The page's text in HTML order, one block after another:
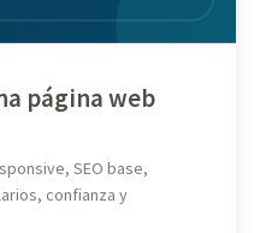
página web
SEO base,
confianza y